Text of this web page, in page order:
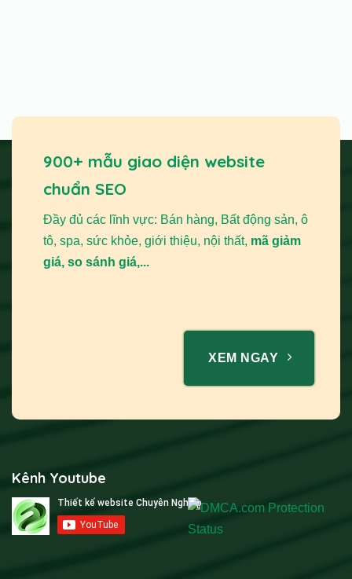
900+ mẫu giao diện website
chuẩn SEO
Đầy đủ các lĩnh vực: Bán hàng, Bất động sản, ô
tô, spa, sức khỏe, giới thiệu, nội thất, mã giảm
giá, so sánh giá,...
XEM NGAY
Kênh Youtube